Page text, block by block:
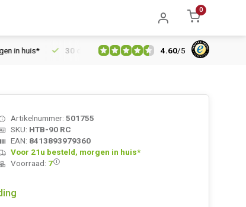
0
huis* 30 dagen retourrecht Vertrouwd online sinds
4.60/5
Artikelnummer: 501755
SKU: HTB-90 RC
EAN: 8413893979360
Voor 21u besteld, morgen in huis*
Voorraad: 7